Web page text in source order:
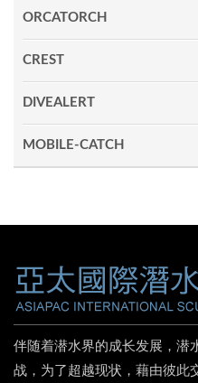
ORCATORCH
CREST
DIVEALERT
MOBILE-CATCH
伴随着潜水界的成长发展，潜
战，为了超越现状，藉由彼此